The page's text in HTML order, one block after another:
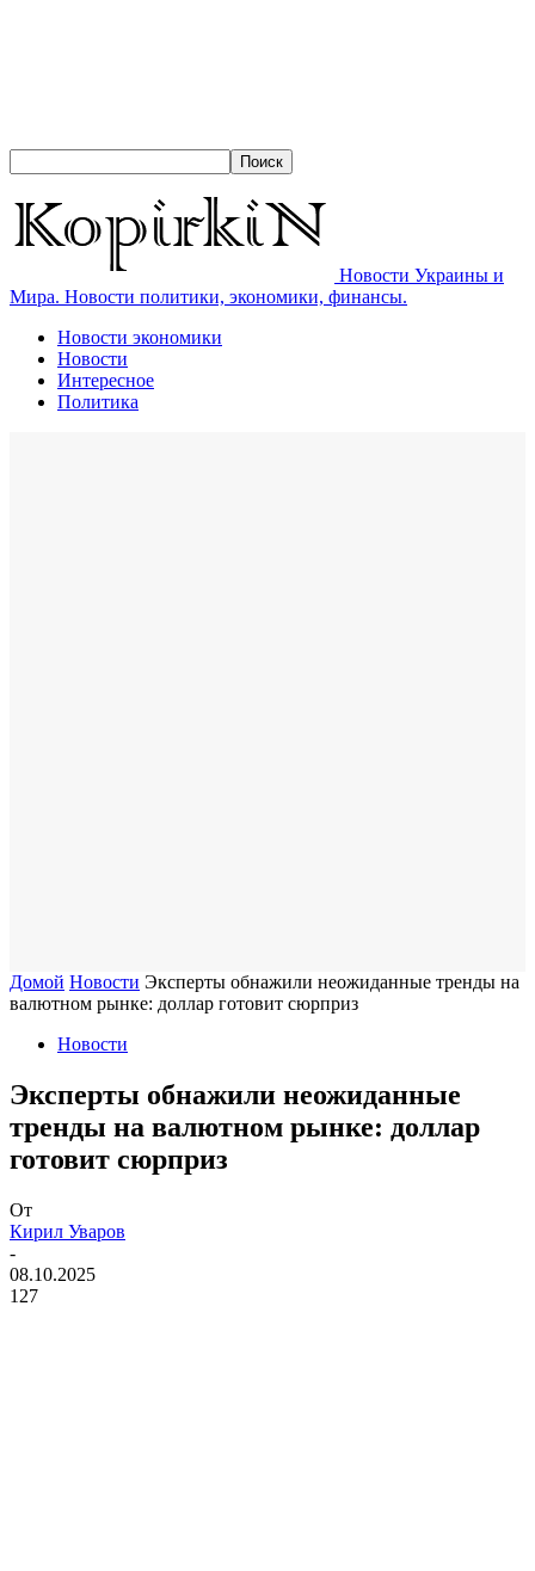
Новости Украины и
Мира. Новости политики, экономики, финансы.
Новости экономики
Новости
Интересное
Политика
Домой Новости Эксперты обнажили неожиданные тренды на
валютном рынке: доллар готовит сюрприз
Новости
Эксперты обнажили неожиданные
тренды на валютном рынке: доллар
готовит сюрприз
От
Кирил Уваров
-
08.10.2025
127